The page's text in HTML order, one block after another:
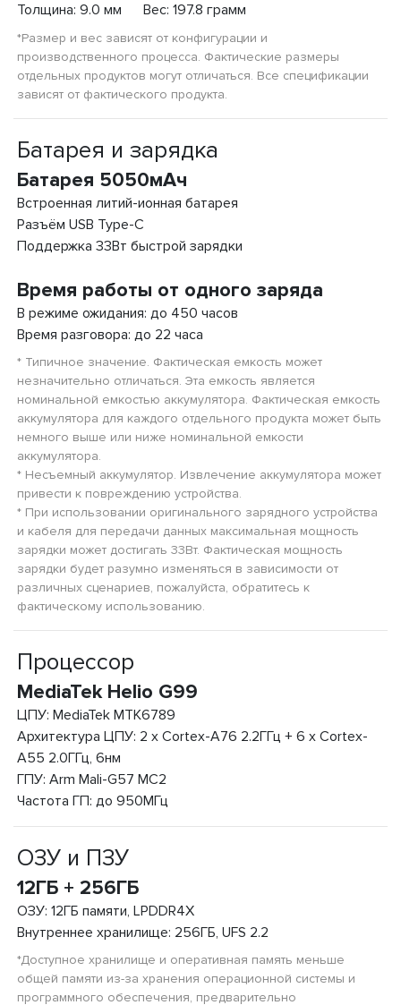
Толщина: 9.0 мм Вес: 197.8 грамм
*Размер и вес зависят от конфигурации и
производственного процесса. Фактические размеры
отдельных продуктов могут отличаться. Все спецификации
зависят от фактического продукта.
Батарея и зарядка
Батарея 5050мАч
Встроенная литий-ионная батарея
Разъём USB Type-C
Поддержка 33Вт быстрой зарядки
Время работы от одного заряда
В режиме ожидания: до 450 часов
Время разговора: до 22 часа
* Типичное значение. Фактическая емкость может
незначительно отличаться. Эта емкость является
номинальной емкостью аккумулятора. Фактическая емкость
аккумулятора для каждого отдельного продукта может быть
немного выше или ниже номинальной емкости
аккумулятора.
* Несъемный аккумулятор. Извлечение аккумулятора может
привести к повреждению устройства.
* При использовании оригинального зарядного устройства
и кабеля для передачи данных максимальная мощность
зарядки может достигать 33Вт. Фактическая мощность
зарядки будет разумно изменяться в зависимости от
различных сценариев, пожалуйста, обратитесь к
фактическому использованию.
Процессор
MediaTek Helio G99
ЦПУ: MediaTek MTK6789
Архитектура ЦПУ: 2 x Cortex-A76 2.2ГГц + 6 x Cortex-
A55 2.0ГГц, 6нм
ГПУ: Arm Mali-G57 MC2
Частота ГП: до 950МГц
ОЗУ и ПЗУ
12ГБ + 256ГБ
ОЗУ: 12ГБ памяти, LPDDR4X
Внутреннее хранилище: 256ГБ, UFS 2.2
*Доступное хранилище и оперативная память меньше
общей памяти из-за хранения операционной системы и
программного обеспечения, предварительно